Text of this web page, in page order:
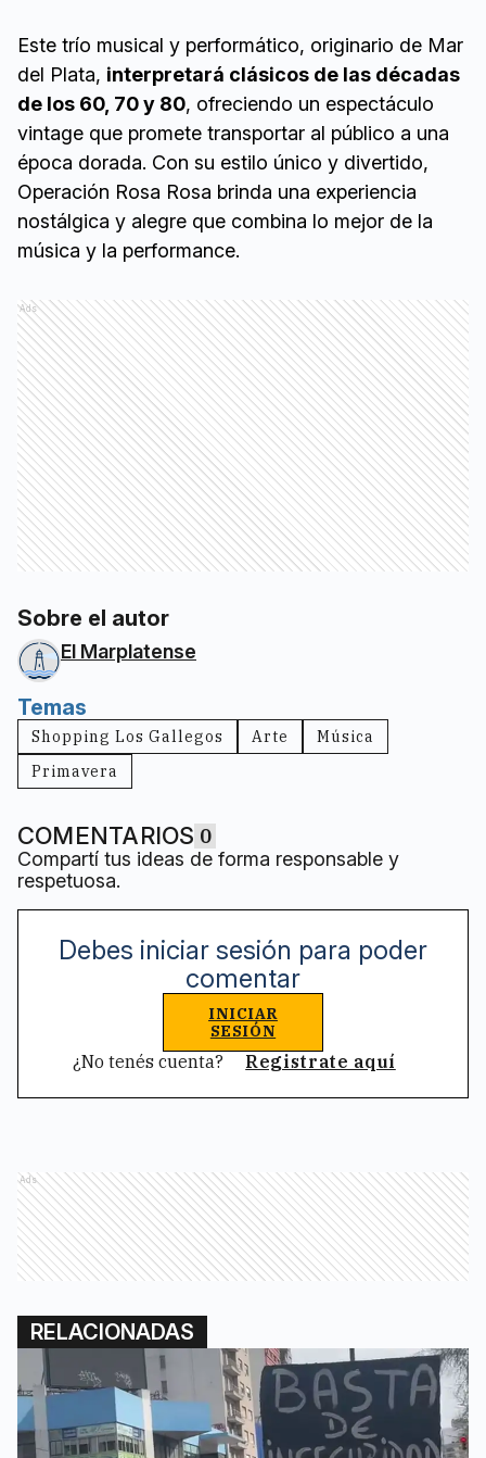
Este trío musical y performático, originario de Mar
del Plata, interpretará clásicos de las décadas
de los 60, 70 y 80, ofreciendo un espectáculo
vintage que promete transportar al público a una
época dorada. Con su estilo único y divertido,
Operación Rosa Rosa brinda una experiencia
nostálgica y alegre que combina lo mejor de la
música y la performance.
Ads
Sobre el autor
El Marplatense
Temas
Shopping Los Gallegos Arte
Música
Primavera
COMENTARIOS 0
Compartí tus ideas de forma responsable y
respetuosa.
Debes iniciar sesión para poder
comentar
INICIAR
SESIÓN
¿No tenés cuenta? Registrate aquí
Ads
RELACIONADAS